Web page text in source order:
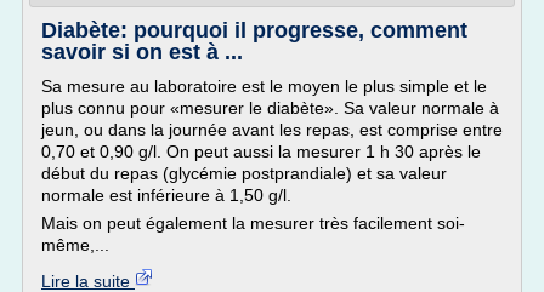
Diabète: pourquoi il progresse, comment
savoir si on est à ...
Sa mesure au laboratoire est le moyen le plus simple et le
plus connu pour «mesurer le diabète». Sa valeur normale à
jeun, ou dans la journée avant les repas, est comprise entre
0,70 et 0,90 g/l. On peut aussi la mesurer 1 h 30 après le
début du repas (glycémie postprandiale) et sa valeur
normale est inférieure à 1,50 g/l.
Mais on peut également la mesurer très facilement soi-
même,...
Lire la suite